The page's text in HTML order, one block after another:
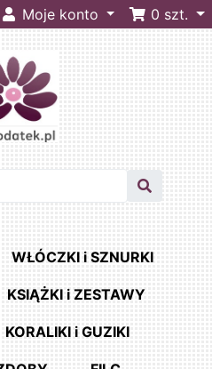
Moje konto 0 szt.
WŁÓCZKI i SZNURKI
KSIĄŻKI i ZESTAWY
KORALIKI i GUZIKI